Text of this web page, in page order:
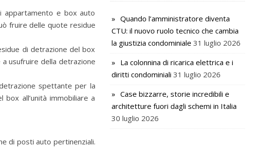
appartamento e box auto
fruire delle quote residue
di detrazione del box
usufruire della detrazione
spettante per la
all’unità immobiliare a
di posti auto pertinenziali.
Quando l’amministratore diventa
CTU: il nuovo ruolo tecnico che cambia
la giustizia condominiale 31 luglio 2026
La colonnina di ricarica elettrica e i
diritti condominiali 31 luglio 2026
Case bizzarre, storie incredibili e
architetture fuori dagli schemi in Italia
30 luglio 2026